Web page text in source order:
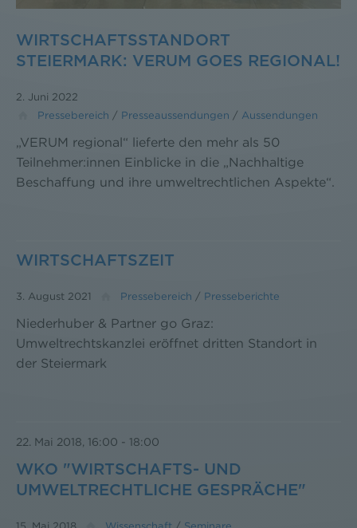
WIRTSCHAFTSSTANDORT
STEIERMARK: VERUM GOES REGIONAL!
2. Juni 2022
Pressebereich / Presseaussendungen / Aussendungen
„VERUM regional“ lieferte den mehr als 50
Teilnehmer:innen Einblicke in die „Nachhaltige
Beschaffung und ihre umweltrechtlichen Aspekte“.
WIRTSCHAFTSZEIT
3. August 2021 Pressebereich / Presseberichte
Niederhuber & Partner go Graz:
Umweltrechtskanzlei eröffnet dritten Standort in
der Steiermark
22. Mai 2018, 16:00 - 18:00
WKO "WIRTSCHAFTS- UND
UMWELTRECHTLICHE GESPRÄCHE"
15. Mai 2018 Wissenschaft / Seminare